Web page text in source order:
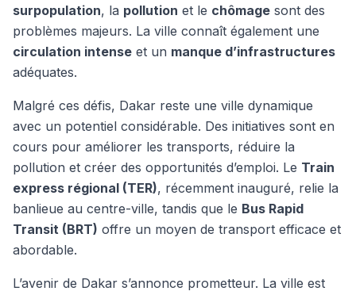
surpopulation, la pollution et le chômage sont des
problèmes majeurs. La ville connaît également une
circulation intense et un manque d’infrastructures
adéquates.
Malgré ces défis, Dakar reste une ville dynamique
avec un potentiel considérable. Des initiatives sont en
cours pour améliorer les transports, réduire la
pollution et créer des opportunités d’emploi. Le Train
express régional (TER), récemment inauguré, relie la
banlieue au centre-ville, tandis que le Bus Rapid
Transit (BRT) offre un moyen de transport efficace et
abordable.
L’avenir de Dakar s’annonce prometteur. La ville est